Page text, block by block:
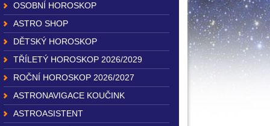
OSOBNÍ HOROSKOP
ASTRO SHOP
DĚTSKÝ HOROSKOP
TŘÍLETÝ HOROSKOP 2026/2029
ROČNÍ HOROSKOP 2026/2027
ASTRONAVIGACE KOUČINK
ASTROASISTENT